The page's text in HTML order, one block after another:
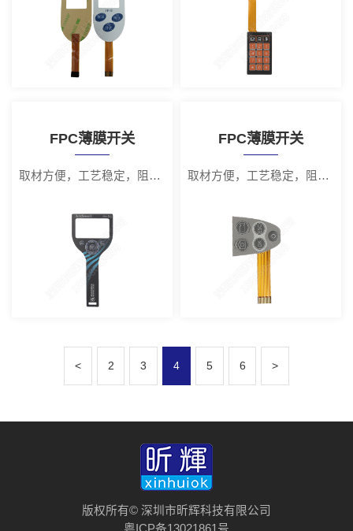
FPC薄膜开关
取材方便，工艺稳定，阻值低
FPC薄膜开关
取材方便，工艺稳定，阻值低
< 2 3 4 5 6 >
版权所有© 深圳市昕辉科技有限公司
粤ICP备13021861号